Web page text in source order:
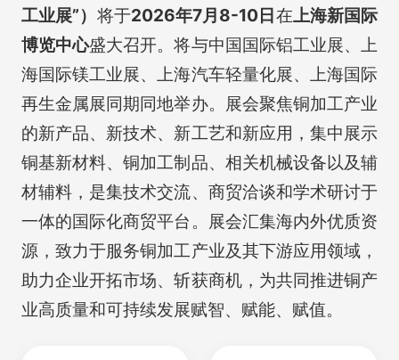
工业展”） 将于2026年7月8-10日在上海新国际
博览中心盛大召开。将与中国国际铝工业展、上
海国际镁工业展、上海汽车轻量化展、上海国际
再生金属展同期同地举办。展会聚焦铜加工产业
的新产品、新技术、新工艺和新应用，集中展示
铜基新材料、铜加工制品、相关机械设备以及辅
材辅料，是集技术交流、商贸洽谈和学术研讨于
一体的国际化商贸平台。展会汇集海内外优质资
源，致力于服务铜加工产业及其下游应用领域，
助力企业开拓市场、斩获商机，为共同推进铜产
业高质量和可持续发展赋智、赋能、赋值。